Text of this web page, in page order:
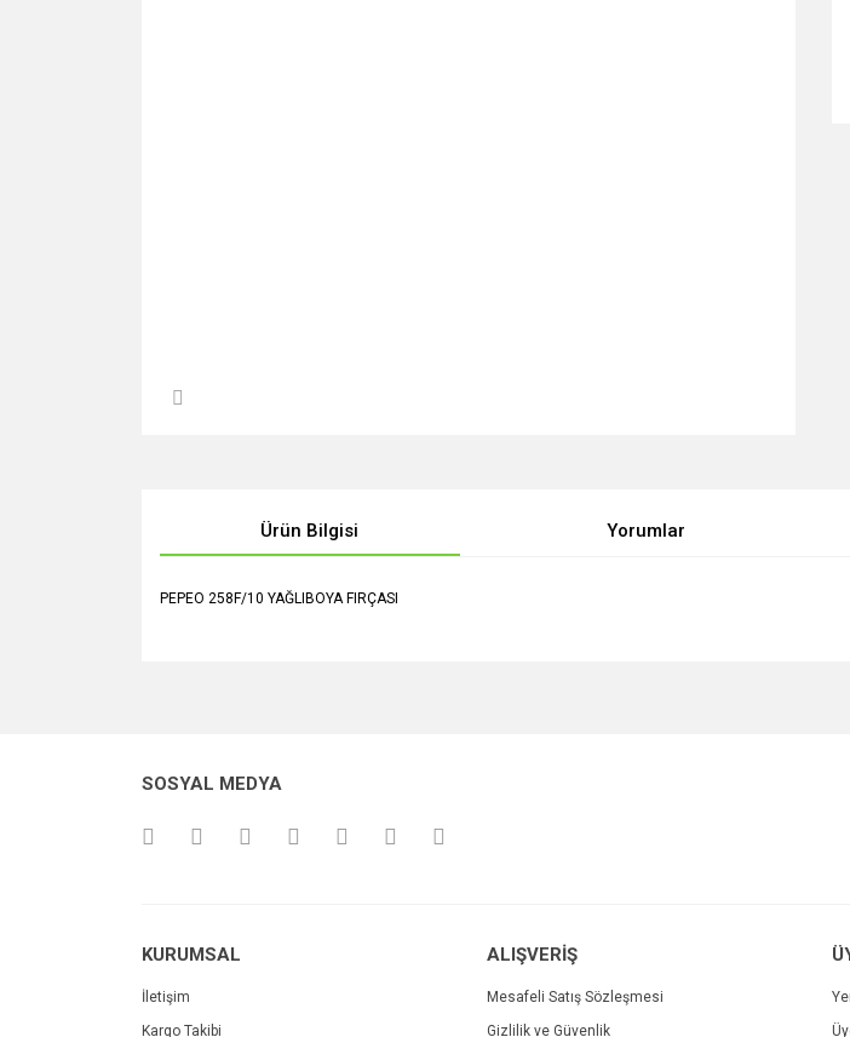
Ürün Bilgisi Yorumlar
PEPEO 258F/10 YAĞLIBOYA FIRÇASI
Ürün açıklamasında eksik bilgiler bulunuyor.
SOSYAL MEDYA
KURUMSAL
İletişim
Kargo Takibi
ALIŞVERİŞ
Mesafeli Satış Sözleşmesi
Gizlilik ve Güvenlik